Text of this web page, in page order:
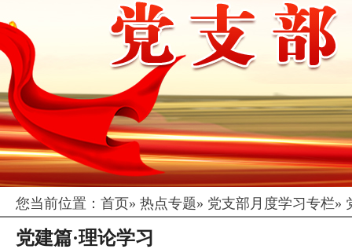
您当前位置： 首页» 热点专题» 党支部月度学习专栏»
党建篇·理论学习